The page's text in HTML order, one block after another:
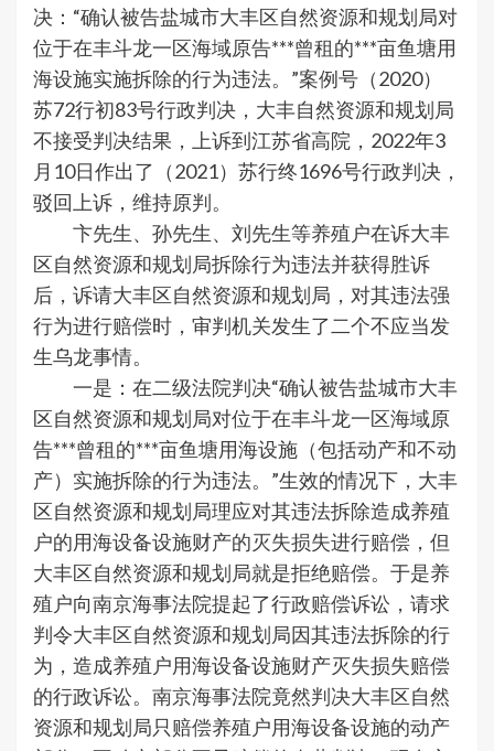
决：“确认被告盐城市大丰区自然资源和规划局对
位于在丰斗龙一区海域原告***曾租的***亩鱼塘用
海设施实施拆除的行为违法。”案例号（2020）
苏72行初83号行政判决，大丰自然资源和规划局
不接受判决结果，上诉到江苏省高院，2022年3
月10日作出了（2021）苏行终1696号行政判决，
驳回上诉，维持原判。
卞先生、孙先生、刘先生等养殖户在诉大丰
区自然资源和规划局拆除行为违法并获得胜诉
后，诉请大丰区自然资源和规划局，对其违法强
行为进行赔偿时，审判机关发生了二个不应当发
生乌龙事情。
一是：在二级法院判决“确认被告盐城市大丰
区自然资源和规划局对位于在丰斗龙一区海域原
告***曾租的***亩鱼塘用海设施（包括动产和不动
产）实施拆除的行为违法。”生效的情况下，大丰
区自然资源和规划局理应对其违法拆除造成养殖
户的用海设备设施财产的灭失损失进行赔偿，但
大丰区自然资源和规划局就是拒绝赔偿。于是养
殖户向南京海事法院提起了行政赔偿诉讼，请求
判令大丰区自然资源和规划局因其违法拆除的行
为，造成养殖户用海设备设施财产灭失损失赔偿
的行政诉讼。南京海事法院竟然判决大丰区自然
资源和规划局只赔偿养殖户用海设备设施的动产